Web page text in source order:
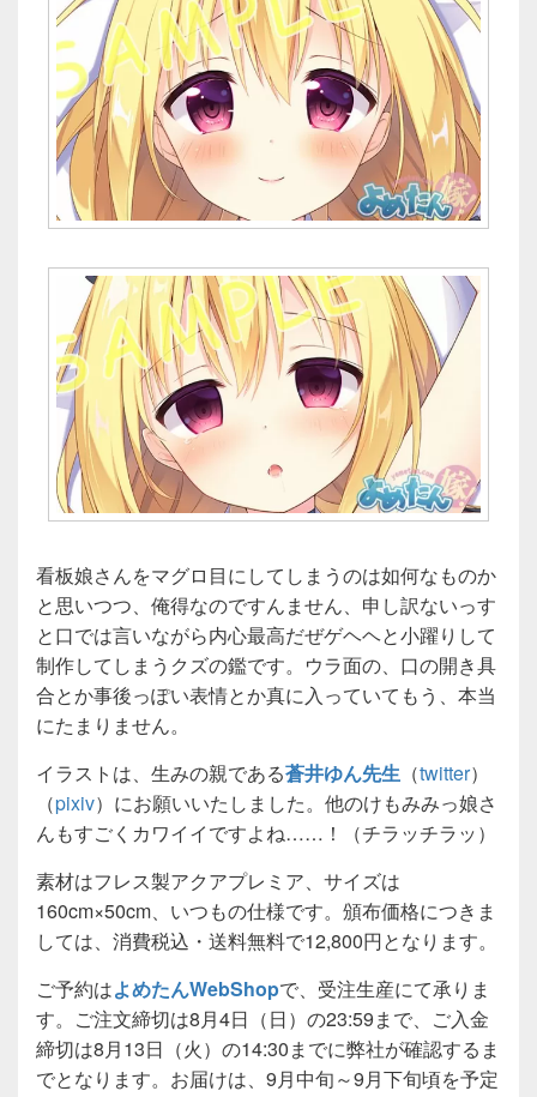
看板娘さんをマグロ目にしてしまうのは如何なものか
と思いつつ、俺得なのですんません、申し訳ないっす
と口では言いながら内心最高だぜゲヘヘと小躍りして
制作してしまうクズの鑑です。ウラ面の、口の開き具
合とか事後っぽい表情とか真に入っていてもう、本当
にたまりません。
イラストは、生みの親である蒼井ゆん先生 （twitter）
（pixiv）にお願いいたしました。他のけもみみっ娘さ
んもすごくカワイイですよね……！（チラッチラッ）
素材はフレス製アクアプレミア、サイズは
160cm×50cm、いつもの仕様です。頒布価格につきま
しては、消費税込・送料無料で12,800円となります。
ご予約はよめたんWebShopで、受注生産にて承りま
す。ご注文締切は8月4日（日）の23:59まで、ご入金
締切は8月13日（火）の14:30までに弊社が確認するま
でとなります。お届けは、9月中旬～9月下旬頃を予定